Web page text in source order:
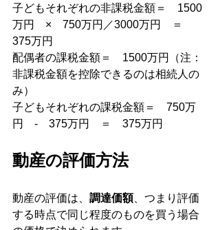
子どもそれぞれの非課税金額＝　1500
万円　×　750万円／3000万円　＝
375万円
配偶者の課税金額＝　1500万円（注：
非課税金額を控除できるのは相続人の
み）
子どもそれぞれの課税金額＝　750万
円　-　375万円　＝　375万円
動産の評価方法
動産の評価は、 調達価額、つまり評価
する時点で同じ程度のものを買う場合